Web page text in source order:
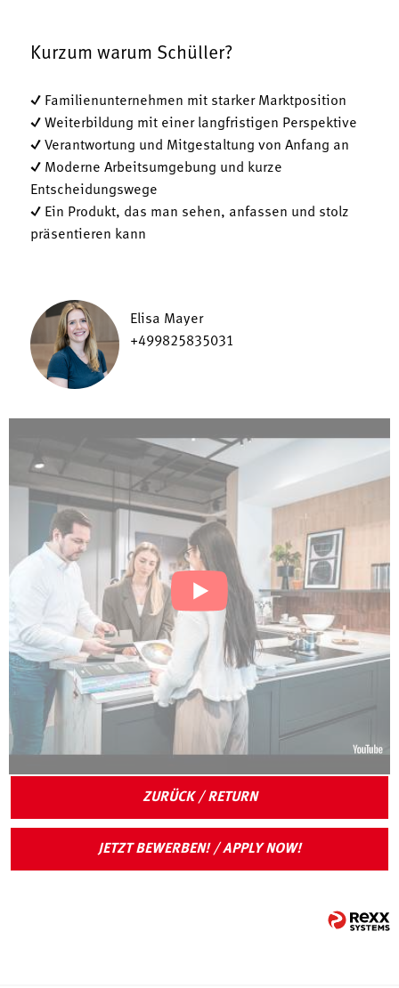
Kurzum warum Schüller?
✓ Familienunternehmen mit starker Marktposition
✓ Weiterbildung mit einer langfristigen Perspektive
✓ Verantwortung und Mitgestaltung von Anfang an
✓ Moderne Arbeitsumgebung und kurze
Entscheidungswege
✓ Ein Produkt, das man sehen, anfassen und stolz
präsentieren kann
Elisa Mayer
+499825835031
ZURÜCK / RETURN
JETZT BEWERBEN! / APPLY NOW!